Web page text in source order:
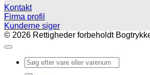
Kontakt
Firma profil
Kunderne siger
© 2026 Rettigheder forbeholdt
Søg
efter: